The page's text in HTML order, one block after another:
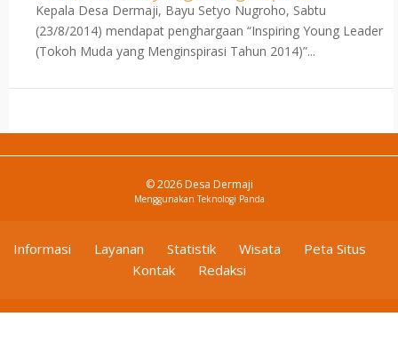
Kepala Desa Dermaji, Bayu Setyo Nugroho, Sabtu
(23/8/2014) mendapat penghargaan “Inspiring Young Leader
(Tokoh Muda yang Menginspirasi Tahun 2014)”...
© 2026 Desa Dermaji
MenggunakanTeknologi Panda
Informasi Layanan Statistik Wisata
Peta Situs
Kontak
Redaksi